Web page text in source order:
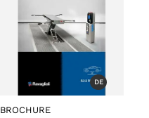
DE
BROCHURE